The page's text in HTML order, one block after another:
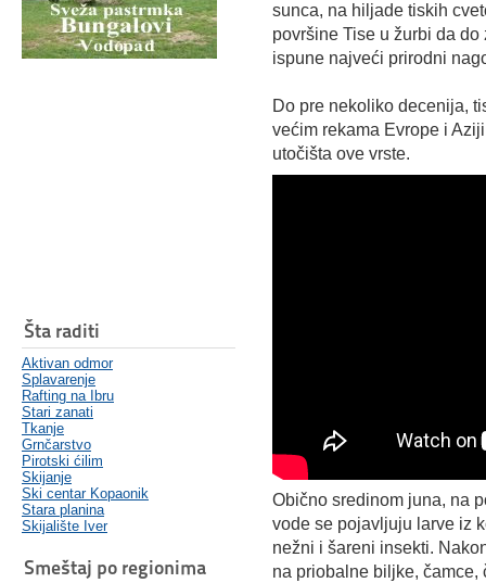
Šta raditi
Aktivan odmor
Splavarenje
Rafting na Ibru
Stari zanati
Tkanje
Grnčarstvo
Pirotski ćilim
Skijanje
Ski centar Kopaonik
Stara planina
Skijalište Iver
Smeštaj po regionima
sunca, na hiljade tiskih
površine Tise u žurbi da
ispune najveći prirodni
Do pre nekoliko decenija,
većim rekama Evrope i
utočišta ove vrste.
Obično sredinom juna, na
vode se pojavljuju larve iz
nežni i šareni insekti.
na priobalne biljke, čamce,